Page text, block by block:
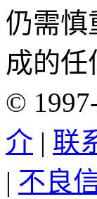
仍需慎
成的
©
介 | 联
| 不良